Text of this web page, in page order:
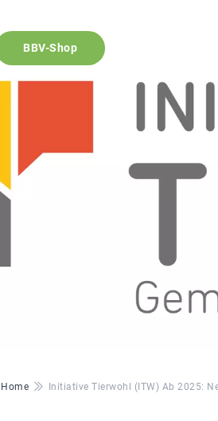
BBV-Shop
Pfadnavigation
Home Initiative Tierwohl (ITW) Ab 2025: